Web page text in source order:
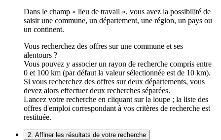
Dans le champ « lieu de travail », vous avez la possibilité de
saisir une commune, un département, une région, un pays ou
un continent.
Vous recherchez des offres sur une commune et ses
alentours ?
Vous pouvez y associer un rayon de recherche compris entre
0 et 100 km (par défaut la valeur sélectionnée est de 10 km).
Si vous recherchez des offres sur deux départements, vous
devez alors effectuer deux recherches séparées.
Lancez votre recherche en cliquant sur la loupe ; la liste des
offres d'emploi correspondant à vos critères de recherche est
restituée.
2. Affiner les résultats de votre recherche